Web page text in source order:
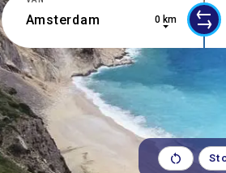
2 results are available, use up and
0 km
0